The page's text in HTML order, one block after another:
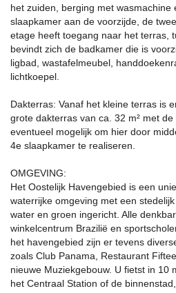
het zuiden, berging met
slaapkamer aan de voorzijde, de
etage heeft toegang naar het terras,
bevindt zich de badkamer die is
ligbad, wastafelmeubel,
lichtkoepel.
Dakterras: Vanaf het kleine terras is
grote dakterras van ca. 32 m² met
eventueel mogelijk om hier door
4e slaapkamer te realiseren.
OMGEVING:
Het Oostelijk Havengebied is een
waterrijke omgeving met een
water en groen ingericht. Alle
winkelcentrum Brazilië en
het havengebied zijn er tevens
zoals Club Panama, Restaurant
nieuwe Muziekgebouw. U fietst in 10
het Centraal Station of de